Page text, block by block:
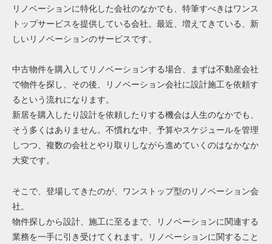
リノベーションに特化した会社のなかでも、特筆すべきはワンス
トップサービスを提供している会社。最近、増えてきている、新
しいリノベーションのサービスです。
中古物件を購入してリノベーションする場合、まずは不動産会社
で物件を探し、その後、リノベーション会社に設計施工を依頼す
るという流れになります。
新居を購入したり設計を依頼したりする機会は人生のなかでも、
そう多くはありません。不慣れな中、予算やスケジュールを管理
しつつ、複数の会社とやり取りしながら進めていくのはなかなか
大変です。
そこで、登場してきたのが、ワンストップ型のリノベーション会
社。
物件探しから設計、施工に至るまで、リノベーションに関連する
業務を一手に引き受けてくれます。リノベーションに関すること